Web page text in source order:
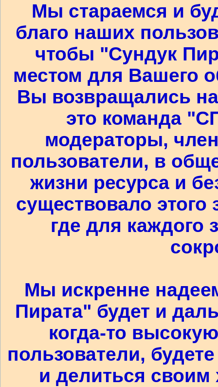
Мы стараемся и
благо наших
чтобы "Сундук
местом для Вашего
Вы возвращались
это команда
модераторы,
пользователи, в
жизни ресурса и
существовало этого
где для каждого
Мы искренне
Пирата" будет и
когда-то
пользователи,
и делиться